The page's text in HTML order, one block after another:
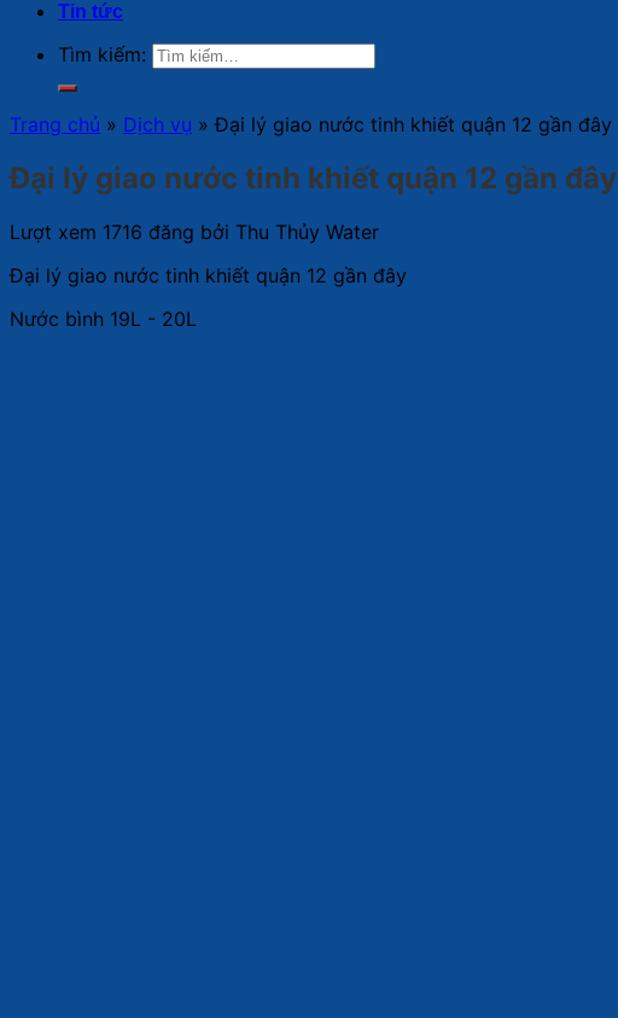
Tin tức
Tìm kiếm:
Trang chủ » Dịch vụ » Đại lý giao nước tinh khiết quận 12 gần đây
Đại lý giao nước tinh khiết quận 12 gần đây
Lượt xem 1716 đăng bởi Thu Thủy Water
Đại lý giao nước tinh khiết quận 12 gần đây
Nước bình 19L - 20L